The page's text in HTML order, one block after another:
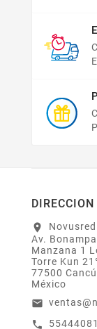
DIRECCION
location_on
Av.
Manzana 1
Torre Kun
77500
México
email
call